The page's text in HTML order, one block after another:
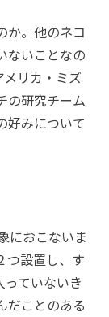
か。他のネコ
ないことなの
リカ・ミズ
の研究チーム
好みについて
におこないま
つ設置し、す
ていないき
だことのある